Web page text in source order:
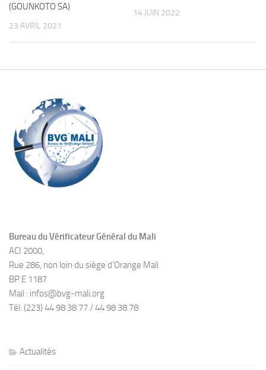
(GOUNKOTO SA)
23 AVRIL 2021
14 JUIN 2022
Bureau du Vérificateur Général du Mali
ACI 2000,
Rue 286, non loin du siège d’Orange Mali
BP E 1187
Mail : infos@bvg-mali.org
Tél: (223) 44 98 38 77 / 44 98 38 78
Actualités